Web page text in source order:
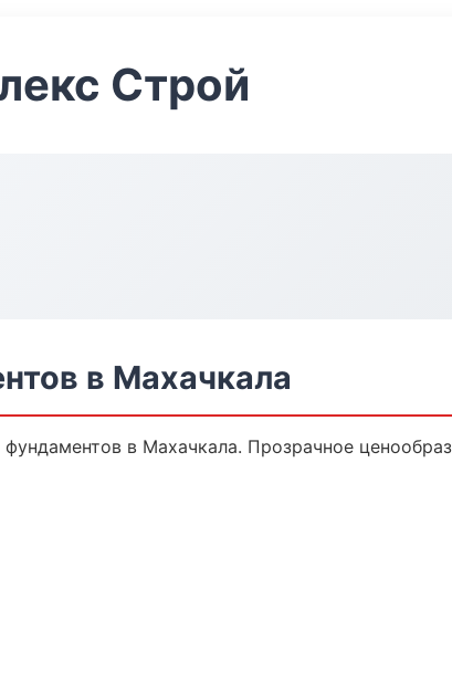
Строй
в Махачкала
в Махачкала. Прозрачное